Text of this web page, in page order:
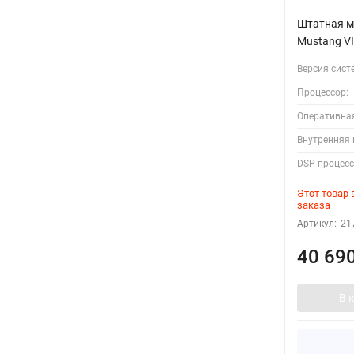
Штатная
Mustang
Версия
Процессор:
Внутренняя
DSP
Этот
заказа
Артикул:
40
В